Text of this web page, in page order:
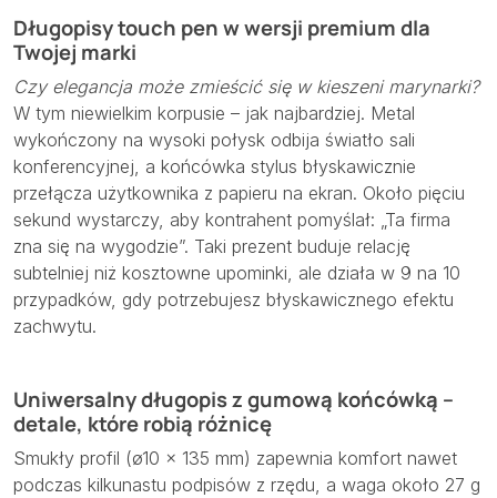
Długopisy touch pen w wersji premium dla
Twojej marki
Czy elegancja może zmieścić się w kieszeni marynarki?
W tym niewielkim korpusie – jak najbardziej. Metal
wykończony na wysoki połysk odbija światło sali
konferencyjnej, a końcówka stylus błyskawicznie
przełącza użytkownika z papieru na ekran. Około pięciu
sekund wystarczy, aby kontrahent pomyślał: „Ta firma
zna się na wygodzie”. Taki prezent buduje relację
subtelniej niż kosztowne upominki, ale działa w 9 na 10
przypadków, gdy potrzebujesz błyskawicznego efektu
zachwytu.
Uniwersalny długopis z gumową końcówką –
detale, które robią różnicę
Smukły profil (ø10 × 135 mm) zapewnia komfort nawet
podczas kilkunastu podpisów z rzędu, a waga około 27 g